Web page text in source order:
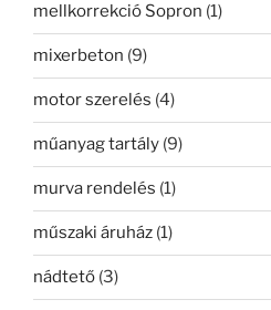
mellkorrekció Sopron (1)
mixerbeton (9)
motor szerelés (4)
műanyag tartály (9)
murva rendelés (1)
műszaki áruház (1)
nádtető (3)